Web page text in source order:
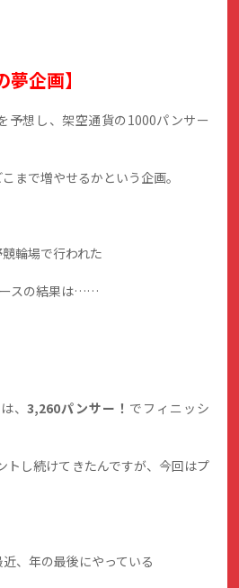
夢企画】
予想し、架空通貨の1000パンサー
まで増やせるかという企画。
輪場で行われた
ースの結果は……
、3,260パンサー！ でフィニッシ
トし続けてきたんですが、今回はプ
、年の最後にやっている